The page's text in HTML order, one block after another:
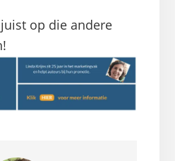
op die andere